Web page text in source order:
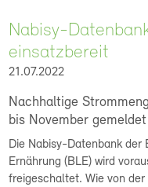
Nabisy-
einsatzbereit
21.07.2022
Nachhaltige
bis November
Die Nabisy-Datenbank
Ernährung (BLE) wird
freigeschaltet. Wie von